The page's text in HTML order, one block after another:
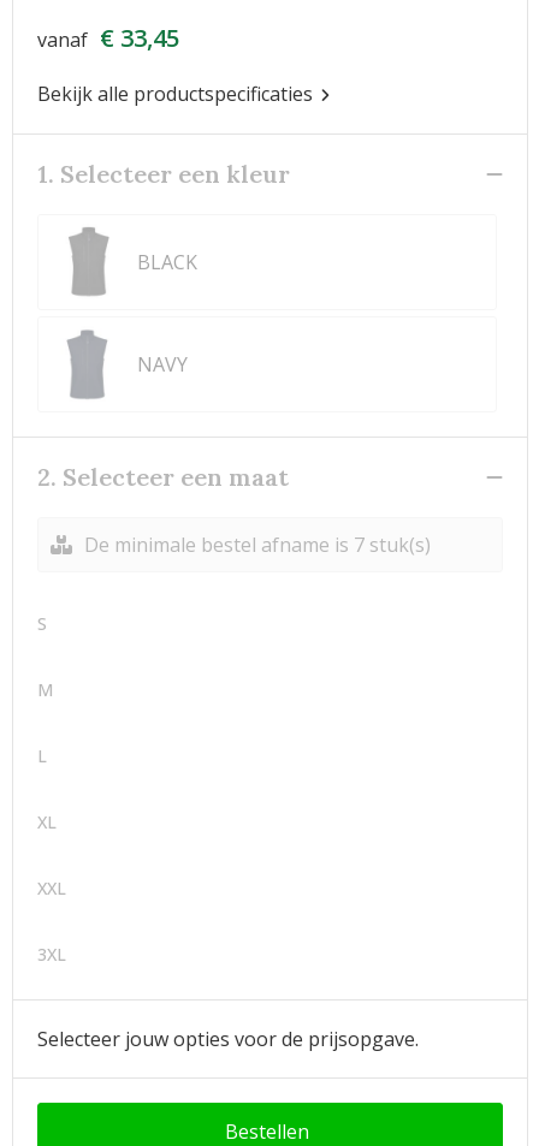
vanaf € 33,45
Bekijk alle productspecificaties
1. Selecteer een kleur
BLACK
NAVY
2. Selecteer een maat
De minimale bestel afname is 7 stuk(s)
S
M
L
XL
XXL
3XL
Selecteer jouw opties voor de prijsopgave.
Bestellen